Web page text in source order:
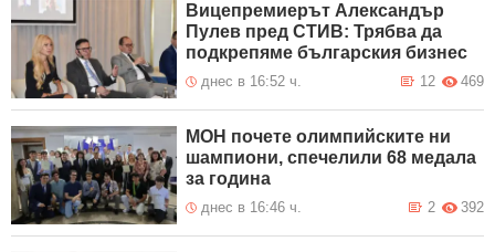
Вицепремиерът Александър
Пулев пред СТИВ: Трябва да
подкрепяме българския бизнес
днес в 16:52 ч. 469
12
МОН почете олимпийските ни
шампиони, спечелили 68 медала
за година
днес в 16:46 ч. 392
2